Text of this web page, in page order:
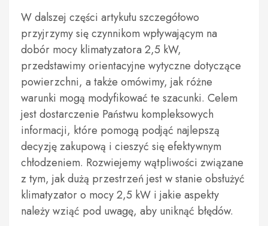
W dalszej części artykułu szczegółowo
przyjrzymy się czynnikom wpływającym na
dobór mocy klimatyzatora 2,5 kW,
przedstawimy orientacyjne wytyczne dotyczące
powierzchni, a także omówimy, jak różne
warunki mogą modyfikować te szacunki. Celem
jest dostarczenie Państwu kompleksowych
informacji, które pomogą podjąć najlepszą
decyzję zakupową i cieszyć się efektywnym
chłodzeniem. Rozwiejemy wątpliwości związane
z tym, jak dużą przestrzeń jest w stanie obsłużyć
klimatyzator o mocy 2,5 kW i jakie aspekty
należy wziąć pod uwagę, aby uniknąć błędów.